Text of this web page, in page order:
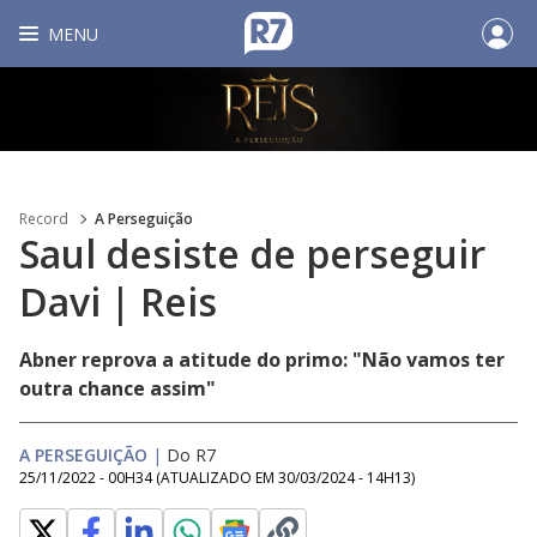
MENU
Record A Perseguição
Saul desiste de perseguir
Davi | Reis
Abner reprova a atitude do primo: "Não vamos ter
outra chance assim"
A PERSEGUIÇÃO | Do R7
25/11/2022 - 00H34 (ATUALIZADO EM 30/03/2024 - 14H13)